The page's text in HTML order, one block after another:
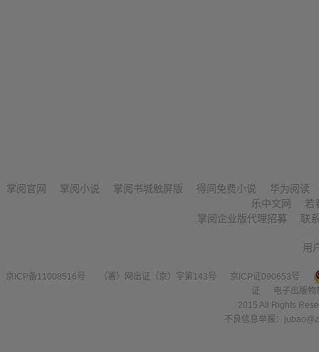
掌阅官网 掌阅小说 掌阅书城触屏版 得间免费小说
华为阅读
乐中文网
若
掌阅企业版代理招募
联
用
京ICP备11008516号 （署）网出证（京）字第143号
京ICP证090653号
证
电子出版
2015 All Rights
不良信息举报：